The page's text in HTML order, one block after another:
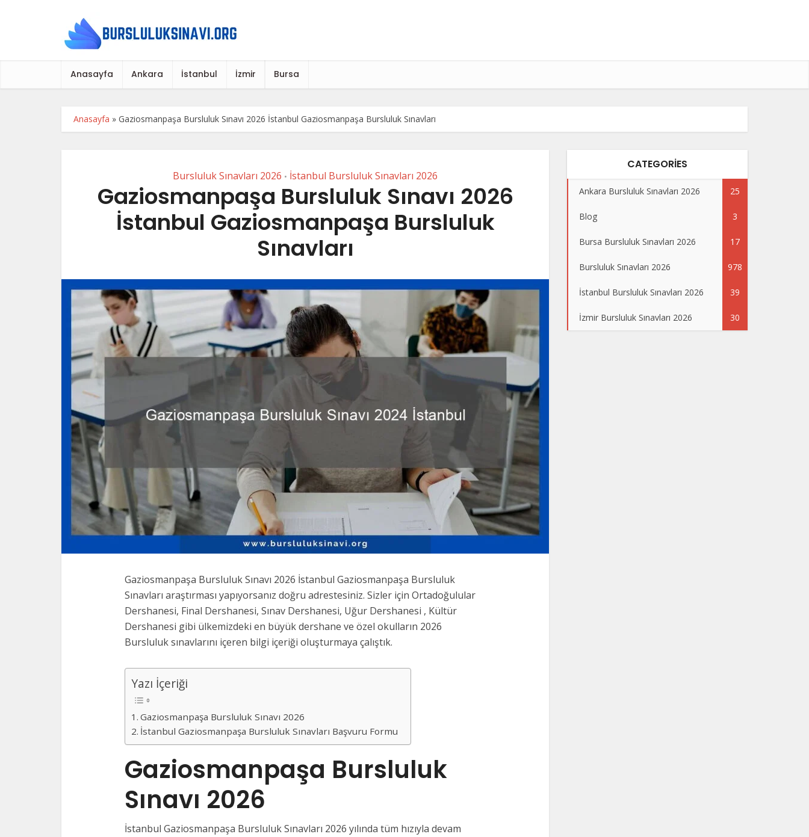
Anasayfa Ankara İstanbul İzmir Bursa
Anasayfa » Gaziosmanpaşa Bursluluk Sınavı 2026 İstanbul Gaziosmanpaşa Bursluluk Sınavları
Bursluluk Sınavları 2026 • İstanbul Bursluluk Sınavları 2026
Gaziosmanpaşa Bursluluk Sınavı 2026
İstanbul Gaziosmanpaşa Bursluluk
Sınavları
Gaziosmanpaşa Bursluluk Sınavı 2026 İstanbul Gaziosmanpaşa Bursluluk
Sınavları araştırması yapıyorsanız doğru adrestesiniz. Sizler için Ortadoğulular
Dershanesi, Final Dershanesi, Sınav Dershanesi, Uğur Dershanesi , Kültür
Dershanesi gibi ülkemizdeki en büyük dershane ve özel okulların 2026
Bursluluk sınavlarını içeren bilgi içeriği oluşturmaya çalıştık.
Yazı İçeriği
Gaziosmanpaşa Bursluluk Sınavı 2026
İstanbul Gaziosmanpaşa Bursluluk Sınavları Başvuru Formu
Gaziosmanpaşa Bursluluk
Sınavı 2026
İstanbul Gaziosmanpaşa Bursluluk Sınavları 2026 yılında tüm hızıyla devam
CATEGORIES
Ankara Bursluluk Sınavları 2026 25
Blog 3
Bursa Bursluluk Sınavları 2026 17
Bursluluk Sınavları 2026 978
İstanbul Bursluluk Sınavları 2026 39
İzmir Bursluluk Sınavları 2026 30